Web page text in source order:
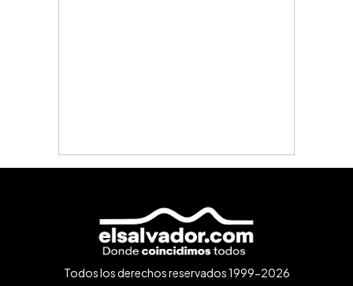
Todos los derechos reservados 1999-2026